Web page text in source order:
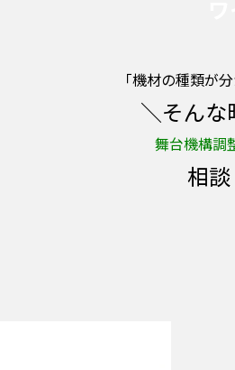
「機材の種類が
＼そんな
舞台機構調
相